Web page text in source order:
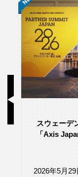
23
スウェーデ
「Axis
2026年5月